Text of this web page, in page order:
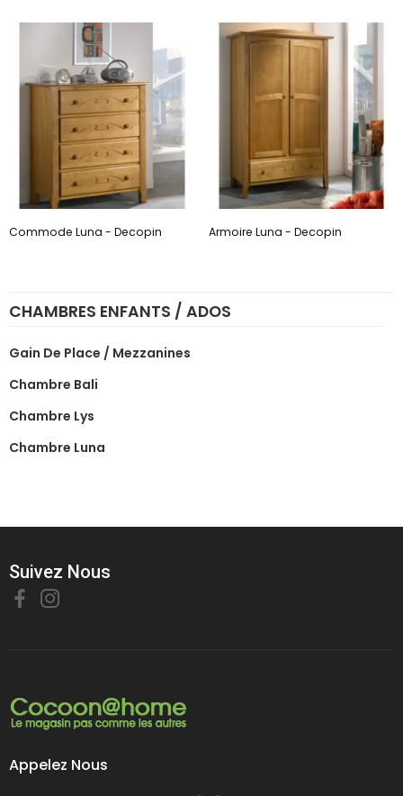
CHAMBRES ENFANTS / ADOS
Gain De Place / Mezzanines
Chambre Bali
Chambre Lys
Chambre Luna
Commode Luna - Decopin Armoire Luna - Decopin
Suivez Nous
Appelez Nous